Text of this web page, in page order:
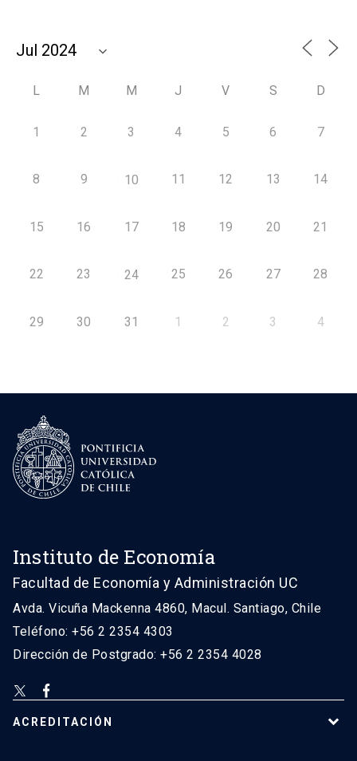
L M M J V S D
1 2 3 4 5 6 7
8 9 10 11 12 13 14
15 16 17 18 19 20 21
22 23 24 25 26 27 28
29 30 31 1 2 3 4
Instituto de Economía
Facultad de Economía y Administración UC
Avda. Vicuña Mackenna 4860, Macul. Santiago, Chile
Teléfono: +56 2 2354 4303
Dirección de Postgrado: +56 2 2354 4028
ACREDITACIÓN